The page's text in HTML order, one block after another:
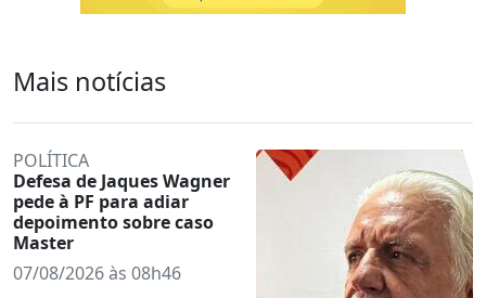
Mais notícias
POLÍTICA
Defesa de Jaques Wagner
pede à PF para adiar
depoimento sobre caso
Master
07/08/2026 às 08h46